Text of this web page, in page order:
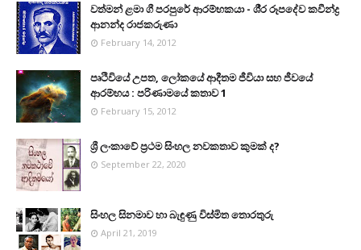
වත්මන් ළමා ගී පරපුරේ ආරම්භකයා - ශී‍්‍ර රූපදේව කවීන්ද්‍ර
ආනන්ද රාජකරුණා
February 14, 2012
පෘථිවියේ උපත, ලෝකයේ ආදීතම ජීවියා සහ ජීවයේ
ආරම්භය : පරිණාමයේ කතාව 1
February 15, 2012
ශ්‍රී ලංකාවේ ප්‍රථම සිංහල නවකතාව කුමක් ද?
September 22, 2020
සිංහල සිනමාව හා බැඳුණු විස්මිත තොරතුරු
April 21, 2019